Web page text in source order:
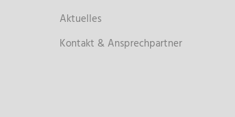
Aktuelles
Kontakt & Ansprechpartner